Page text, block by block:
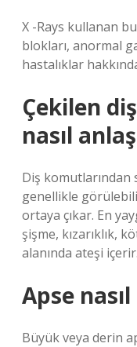
X -Rays kullanan
blokları, anormal
hastalıklar
Çekilen
nasıl
Diş
genellikle
ortaya çıkar. En
şişme, kızarıklık,
alanında ateşi içerir.
Apse
Büyük veya derin